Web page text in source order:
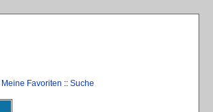
Meine Favoriten :: Suche